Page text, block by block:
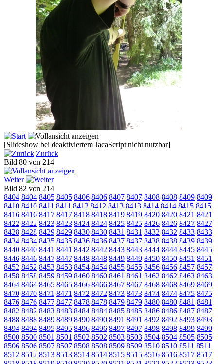
[Slideshow bei deaktiviertem JacaScript nicht nutzbar]
Zurück
Bild 80 von 214
Weiter
Bild 82 von 214
8404 8404 8405 8405 8406 8406 8407 8407 8408 8408 8409 8409
8410 8410 8411 8411 8412 8412 8413 8413 8414 8414 8415 8415
8416 8416 8417 8417 8418 8418 8419 8419 8420 8420 8421 8421
8422 8422 8423 8423 8424 8424 8425 8425 8426 8426 8427 8427
8428 8428 8429 8429 8430 8430 8431 8431 8432 8432 8433 8433
8434 8434 8435 8435 8436 8436 8437 8437 8438 8438 8439 8439
8440 8440 8441 8441 8442 8442 8443 8443 8444 8444 8445 8445
8446 8446 8447 8447 8448 8448 8449 8449 8450 8450 8451 8451
8452 8452 8453 8453 8454 8454 8455 8455 8456 8456 8457 8457
8458 8458 8459 8459 8460 8460 8461 8461 8462 8462 8463 8463
8464 8464 8465 8465 8466 8466 8467 8467 8468 8468 8469 8469
8470 8470 8471 8471 8472 8472 8473 8473 8474 8474 8475 8475
8476 8476 8477 8477 8478 8478 8479 8479 8480 8480 8481 8481
8482 8482 8483 8483 8484 8484 8485 8485 8486 8486 8487 8487
8488 8488 8489 8489 8490 8490 8491 8491 8492 8492 8493 8493
8494 8494 8495 8495 8496 8496 8497 8497 8498 8498 8499 8499
8500 8500 8501 8501 8502 8502 8503 8503 8504 8504 8505 8505
8506 8506 8507 8507 8508 8508 8509 8509 8510 8510 8511 8511
8512 8512 8513 8513 8514 8514 8515 8515 8516 8516 8517 8517